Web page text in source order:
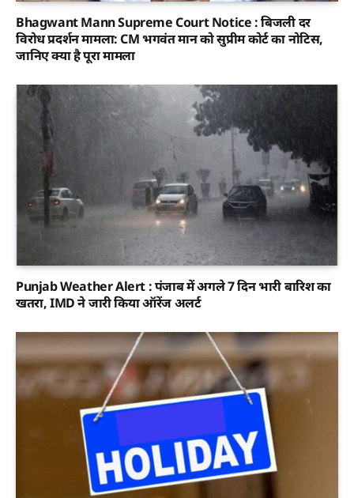
Bhagwant Mann Supreme Court Notice : बिजली दर
विरोध प्रदर्शन मामला: CM भगवंत मान को सुप्रीम कोर्ट का नोटिस,
जानिए क्या है पूरा मामला
Punjab Weather Alert : पंजाब में अगले 7 दिन भारी बारिश का
खतरा, IMD ने जारी किया ऑरेंज अलर्ट